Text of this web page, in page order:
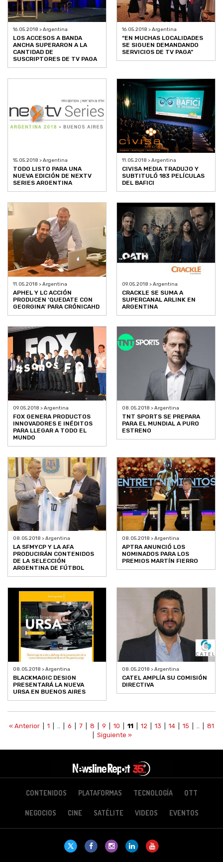
16.05.2018 > Argentina
LOS ACCESOS A BANDA
ANCHA SUPERARON A LA
CANTIDAD DE
SUSCRIPTORES DE TV PAGA
16.05.2018 > Argentina
“EN MUCHAS LOCALIDADES
SE SIGUEN DEMANDANDO
SERVICIOS DE TV PAGA”
15.05.2018 > Argentina
TODO LISTO PARA UNA
NUEVA EDICIÓN DE NEXTV
SERIES ARGENTINA
11.05.2018 > Argentina
CIVISA MEDIA TRADUJO Y
SUBTITULÓ 183 PELÍCULAS
DEL BAFICI
11.05.2018 > Argentina
APHEL Y LC ACCIÓN
PRODUCEN ‘QUEDATE CON
GEORGINA’ PARA CRÓNICAHD
09.05.2018 > Argentina
CRACKLE SE SUMA A
SUPERCANAL ARLINK EN
ARGENTINA
09.05.2018 > Argentina
FOX GENERA PRODUCTOS
INNOVADORES E INÉDITOS
PARA LLEGAR A TODO EL
MUNDO
08.05.2018 > Argentina
TNT SPORTS SE PREPARA
PARA EL MUNDIAL A PURO
ESTRENO
08.05.2018 > Argentina
LA SFMYCP Y LA AFA
PRODUCIRÁN CONTENIDOS
DE LA SELECCIÓN
ARGENTINA DE FÚTBOL
08.05.2018 > Argentina
APTRA ANUNCIÓ LOS
NOMINADOS PARA LOS
PREMIOS MARTÍN FIERRO
08.05.2018 > Argentina
BLACKMAGIC DESIGN
PRESENTARÁ LA NUEVA
URSA EN BUENOS AIRES
08.05.2018 > Argentina
CATEL AMPLÍA SU COMISIÓN
DIRECTIVA
« Anterior 1 | .. | 6 7 8 9 10 11 12 13 14 15 | .. | 81
Siguiente »
CONTENIDOS PLATAFORMAS TECNOLOGÍA OTT
NEGOCIOS CINE SATÉLITE VIDEOS EVENTOS